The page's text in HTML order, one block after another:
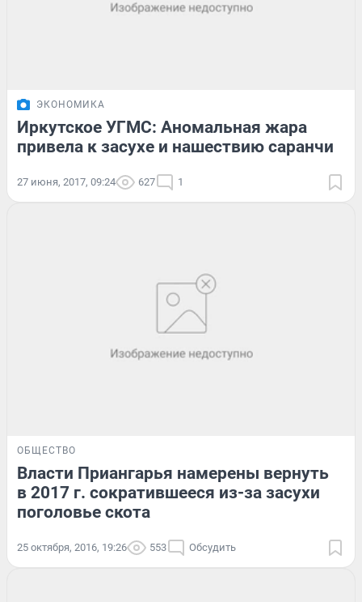
ЭКОНОМИКА
Иркутское УГМС: Аномальная жара
привела к засухе и нашествию саранчи
27 июня, 2017, 09:24 627 1
ОБЩЕСТВО
Власти Приангарья намерены вернуть
в 2017 г. сократившееся из-за засухи
поголовье скота
25 октября, 2016, 19:26 553 Обсудить